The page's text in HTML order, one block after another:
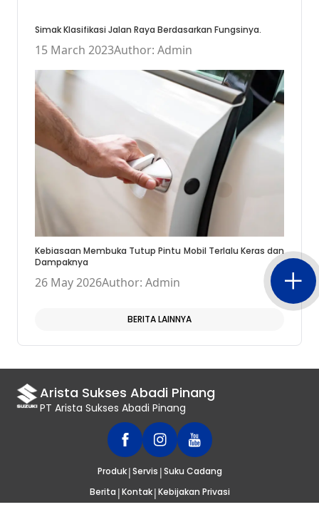
Simak Klasifikasi Jalan Raya Berdasarkan Fungsinya.
15 March 2023Author: Admin
Kebiasaan Membuka Tutup Pintu Mobil Terlalu Keras dan
Dampaknya
26 May 2026Author: Admin
BERITA LAINNYA
Arista Sukses Abadi Pinang
PT Arista Sukses Abadi Pinang
Produk|Servis |Suku Cadang
Berita |Kontak|Kebijakan Privasi